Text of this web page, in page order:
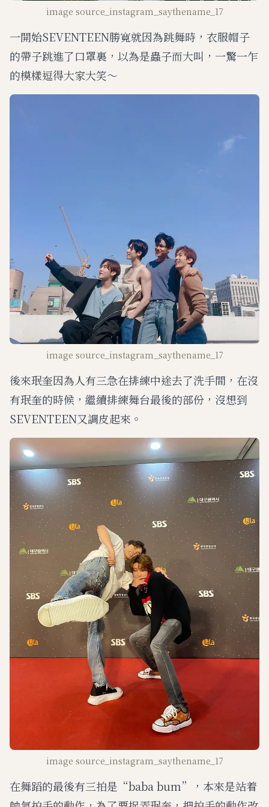
image source_instagram_saythename_17
一開始SEVENTEEN勝寬就因為跳舞時，衣服帽子
的帶子跳進了口罩裏，以為是蟲子而大叫，一驚一乍
的模樣逗得大家大笑～
image source_instagram_saythename_17
後來珉奎因為人有三急在排練中途去了洗手間，在沒
有珉奎的時候，繼續排練舞台最後的部份，沒想到
SEVENTEEN又調皮起來。
image source_instagram_saythename_17
在舞蹈的最後有三拍是“baba bum”，本來是站着